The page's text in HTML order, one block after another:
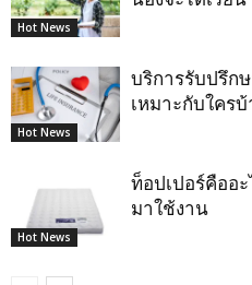
Hot News
Hot News
บริการรับปรึก
เหมาะกับใครบ้
Hot News
ท็อปเปอร์คืออ
มาใช้งาน